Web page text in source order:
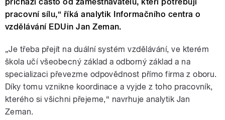
pracovní sílu,“ říká analytik Informačního centra o
vzdělávání EDUin Jan Zeman.
„Je třeba přejít na duální systém vzdělávání, ve kterém
škola učí všeobecný základ a odborný základ a na
specializaci převezme odpovědnost přímo firma z oboru.
Díky tomu vznikne koordinace a vyjde z toho pracovník,
kterého si všichni přejeme,“ navrhuje analytik Jan
Zeman.